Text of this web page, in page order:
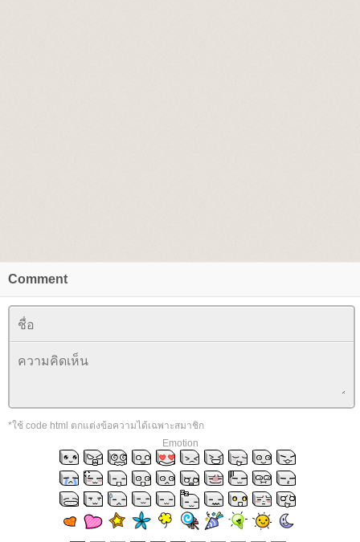
Comment
*ใช้ code html ตกแต่งข้อความได้เฉพาะสมาชิก
Emotion